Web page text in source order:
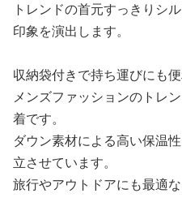
トレンドの首元すっきりシ
印象を演出します。
収納袋付きで持ち運びにも便
メンズファッションのトレ
着です。
ダウン素材による高い保温
立させています。
旅行やアウトドアにも最適